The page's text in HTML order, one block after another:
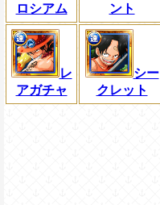
ロシアム
ント
レ
アガチャ
シー
クレット